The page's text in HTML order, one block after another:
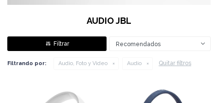
AUDIO JBL
Recomendados
Filtrando por: Audio, Foto y Video Audio Quitar filtros